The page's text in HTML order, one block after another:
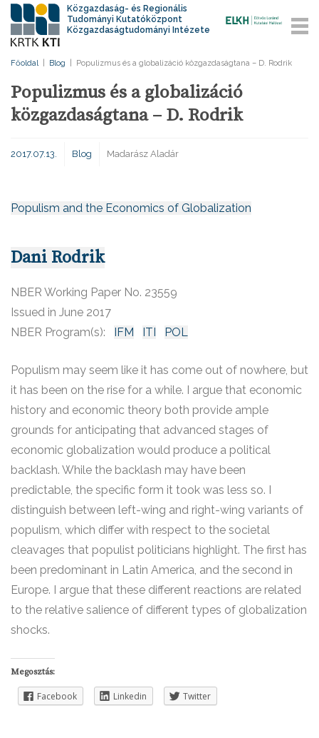
Közgazdaság- és Regionális
Tudományi Kutatóközpont
Közgazdaságtudományi Intézete
Főoldal Blog Populizmus és a globalizáció közgazdaságtana – D. Rodrik
Populizmus és a globalizáció
közgazdaságtana – D. Rodrik
2017.07.13. Blog Madarász Aladár
Populism and the Economics of Globalization
Dani Rodrik
NBER Working Paper No. 23559
Issued in June 2017
NBER Program(s): IFM ITI POL
Populism may seem like it has come out of nowhere, but
it has been on the rise for a while. I argue that economic
history and economic theory both provide ample
grounds for anticipating that advanced stages of
economic globalization would produce a political
backlash. While the backlash may have been
predictable, the specific form it took was less so. I
distinguish between left-wing and right-wing variants of
populism, which differ with respect to the societal
cleavages that populist politicians highlight. The first has
been predominant in Latin America, and the second in
Europe. I argue that these different reactions are related
to the relative salience of different types of globalization
shocks.
Megosztás:
Facebook Linkedin Twitter